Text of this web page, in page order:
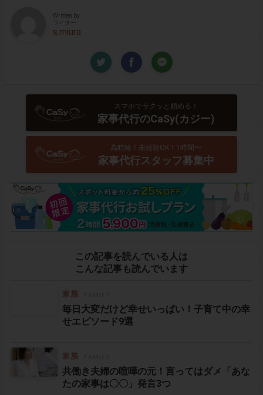
Written by
ライター
s.miura
スマホでサクッと頼める！
家事代行のCaSy(カジー)
高時給！未経験OK！1時間〜
家事代行スタッフ募集中
この記事を読んでいる人は
こんな記事も読んでいます
毎日大変だけど幸せいっぱい！子育て中の幸
せエピソード9選
共働き夫婦の喧嘩の元！言ってはダメ「あな
たの家事は〇〇」発言3つ